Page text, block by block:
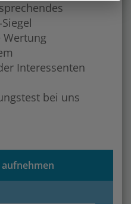
Siegel
Wertung
Interessenten
bei uns